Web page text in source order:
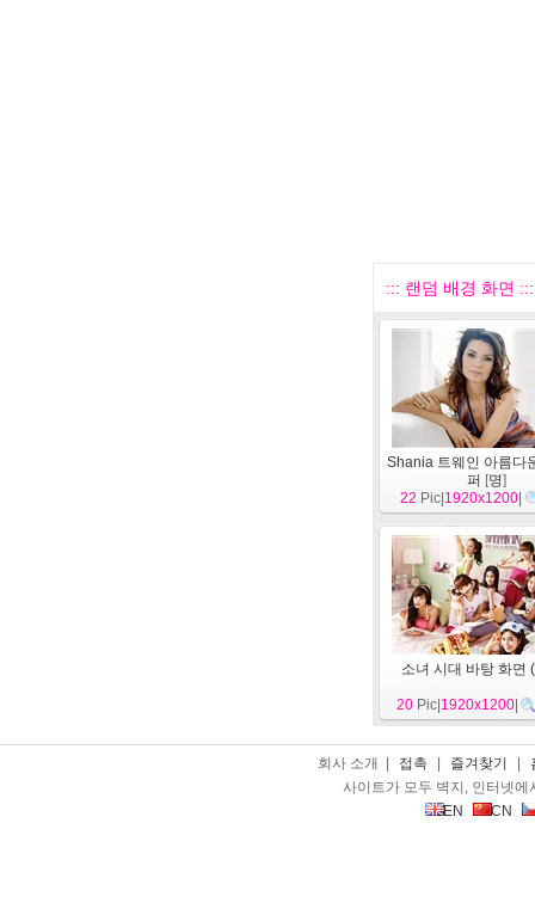
::: 랜덤 배경 화면 :::
Shania 트웨인 아름다
퍼 [명]
22 Pic| 1920x1200
소녀 시대 바탕 화면
20 Pic| 1920x1200
회사 소개 | 접촉 즐겨찾기
사이트가 모두 벽지, 인터넷
EN
CN